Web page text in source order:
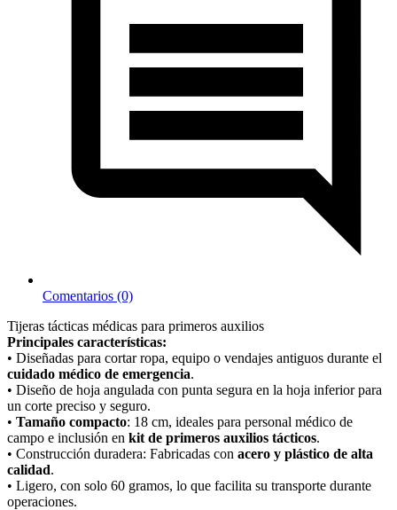
Comentarios (0)
Tijeras tácticas médicas para primeros auxilios
Principales características:
• Diseñadas para cortar ropa, equipo o vendajes antiguos durante el
cuidado médico de emergencia.
• Diseño de hoja angulada con punta segura en la hoja inferior para
un corte preciso y seguro.
• Tamaño compacto: 18 cm, ideales para personal médico de
campo e inclusión en kit de primeros auxilios tácticos.
• Construcción duradera: Fabricadas con acero y plástico de alta
calidad.
• Ligero, con solo 60 gramos, lo que facilita su transporte durante
operaciones.